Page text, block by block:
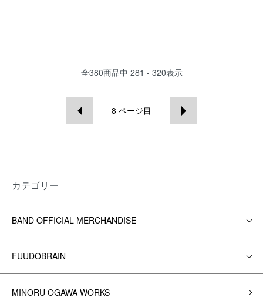
全380商品中 281 - 320表示
8 ページ目
カテゴリー
BAND OFFICIAL MERCHANDISE
FUUDOBRAIN
MINORU OGAWA WORKS